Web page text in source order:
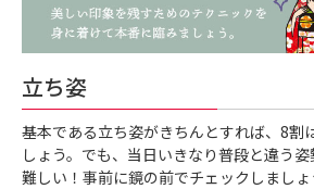
立ち姿
基本である立ち姿がきちんとすれば、8割
しょう。でも、当日いきなり普段と違う
難しい！事前に鏡の前でチェックしましょ